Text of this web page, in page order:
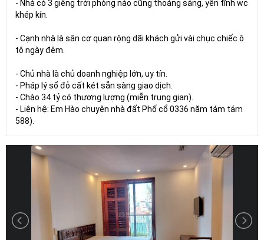
- Nhà có 3 giếng trời phòng nào cũng thoáng sáng, yên tĩnh wc
khép kín.
- Cạnh nhà là sân cơ quan rộng dãi khách gửi vài chục chiếc ô
tô ngày đêm.
- Chủ nhà là chủ doanh nghiệp lớn, uy tín.
- Pháp lý sổ đỏ cất két sẵn sàng giao dịch.
- Chào 34 tỷ có thương lượng (miễn trung gian).
- Liên hệ: Em Hào chuyên nhà đất Phố cổ 0336 năm tám tám
588).